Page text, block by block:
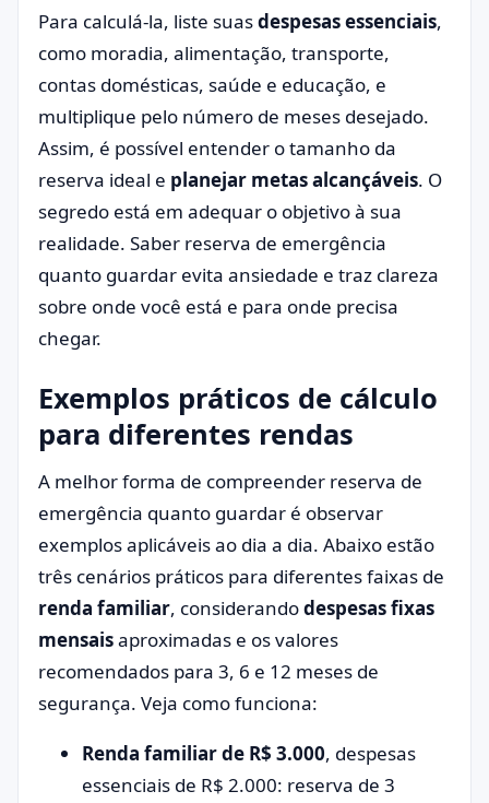
Para calculá-la, liste suasdespesas essenciais,
como moradia, alimentação, transporte,
contas domésticas, saúde e educação, e
multiplique pelo número de meses desejado.
Assim, é possível entender o tamanho da
reserva ideal e planejar metas alcançáveis. O
segredo está em adequar o objetivo à sua
realidade. Saber reserva de emergência
quanto guardar evita ansiedade e traz clareza
sobre onde você está e para onde precisa
chegar.
Exemplos práticos de cálculo
para diferentes rendas
A melhor forma de compreender reserva de
emergência quanto guardar é observar
exemplos aplicáveis ao dia a dia. Abaixo estão
três cenários práticos para diferentes faixas de
renda familiar, considerandodespesas fixas
mensaisaproximadas e os valores
recomendados para 3, 6 e 12 meses de
segurança. Veja como funciona:
Renda familiar de R$ 3.000, despesas
essenciais de R$ 2.000: reserva de 3